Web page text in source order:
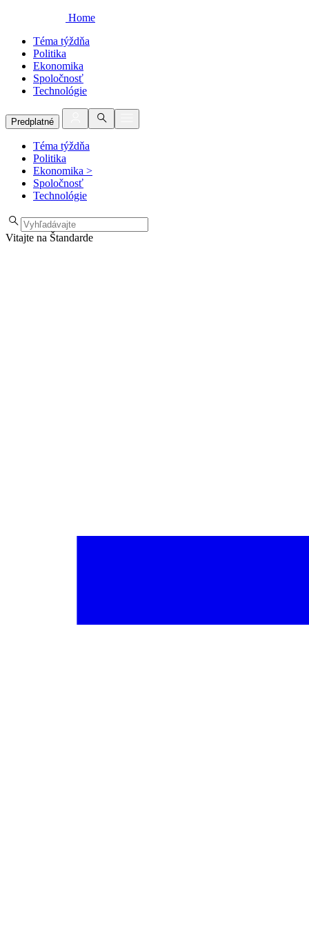
Home
Téma týždňa
Politika
Ekonomika
Spoločnosť
Technológie
Predplatné
Téma týždňa
Politika
Ekonomika >
Spoločnosť
Technológie
Vitajte na Štandarde